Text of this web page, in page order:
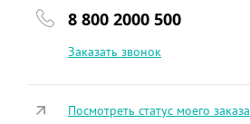
8 800 2000 500
Заказать звонок
Посмотреть статус моего заказа